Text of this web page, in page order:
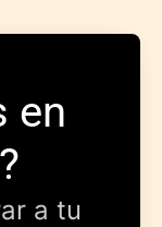
en
a tu